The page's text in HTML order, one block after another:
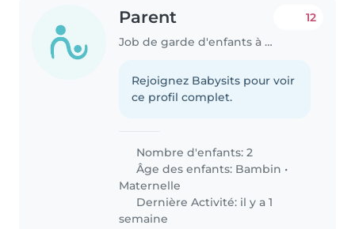
Parent
Job de garde d'enfants à Annecy
12
Rejoignez Babysits pour voir
ce profil complet.
Nombre d'enfants: 2
Âge des enfants: Bambin •
Maternelle
Dernière Activité: il y a 1
semaine